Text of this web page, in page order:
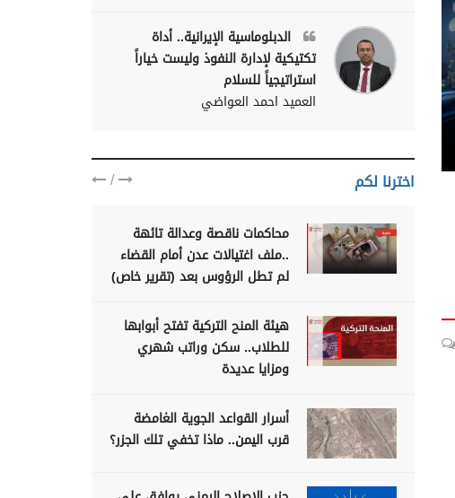
الدبلوماسية الإيرانية.. أداة
تكتيكية لإدارة النفوذ وليست خياراً
استراتيجياً للسلام
العميد احمد العواضي
اخترنا لكم /
محاكمات ناقصة وعدالة تائهة
..ملف اغتيالات عدن أمام القضاء
لم تطل الرؤوس بعد (تقرير خاص)
هيئة المنح التركية تفتح أبوابها
للطلاب.. سكن وراتب شهري
ومزايا عديدة
أسرار القواعد الجوية الغامضة
قرب اليمن.. ماذا تخفي تلك الجزر؟